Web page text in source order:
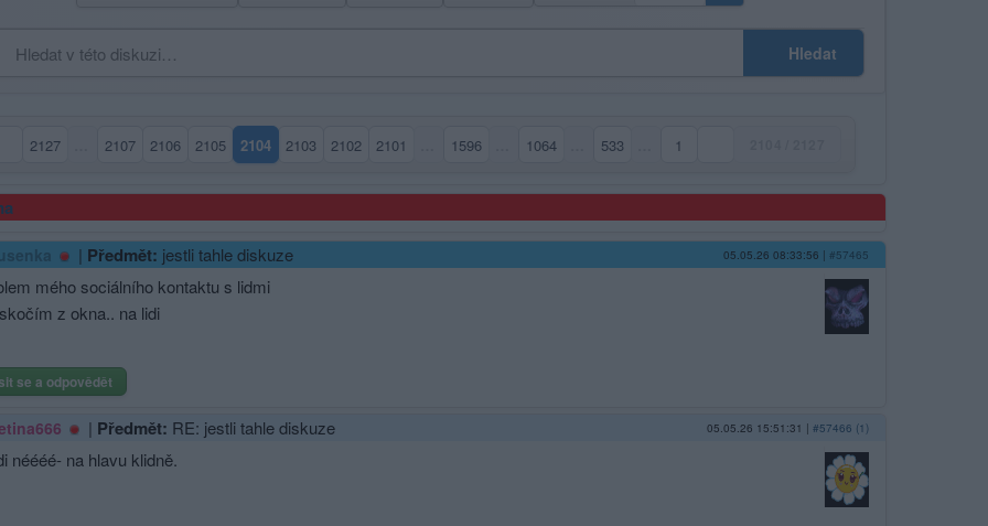
Hledat
2127 2107 2106 2105 2104(aktuální strana)
2103 2102 2101 1596 1064 533 1
| Předmět: jestli tahle diskuze 05.05.26 08:33:56 | #57465
mého sociálního kontaktu s lidmi
z okna.. na lidi
se a odpovědět
| Předmět: RE: jestli tahle diskuze 05.05.26 15:51:31 | #57466 (1)
néééé- na hlavu klidně.